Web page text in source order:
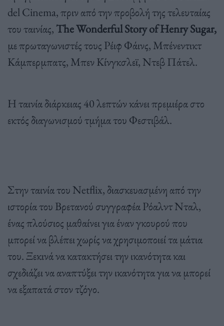
del Cinema, πριν από την προβολή της τελευταίας
του ταινίας, The Wonderful Story of Henry Sugar,
με πρωταγωνιστές τους Ρέιφ Φάινς, Μπένεντικτ
Κάμπερμπατς, Μπεν Κίνγκσλεϊ, Ντεβ Πάτελ.
Η ταινία διάρκειας 40 λεπτών κάνει πρεμιέρα στο
εκτός διαγωνισμού τμήμα του Φεστιβάλ.
Στην ταινία του Netflix, διασκευασμένη από την
ιστορία του Βρετανού συγγραφέα Ρόαλντ Νταλ,
ένας πλούσιος μαθαίνει για έναν γκουρού που
μπορεί να βλέπει χωρίς να χρησιμοποιεί τα μάτια
του. Ξεκινά να κατακτήσει την ικανότητα και
σχεδιάζει να αναπτύξει την ικανότητα για να μπορεί
να εξαπατά στον τζόγο.